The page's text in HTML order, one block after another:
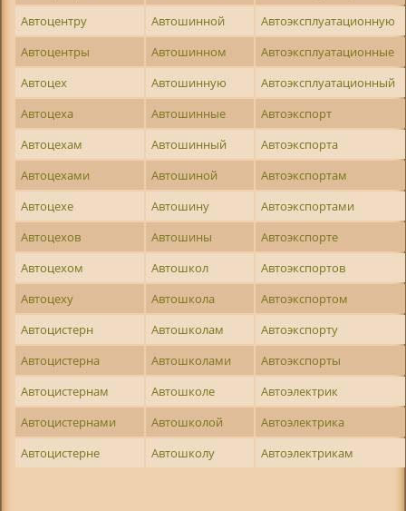
Автоцентру
Автошинной
Автоэксплуатационную
Автоцентры
Автошинном
Автоэксплуатационные
Автоцех
Автошинную
Автоэксплуатационный
Автоцеха
Автошинные
Автоэкспорт
Автоцехам
Автошинный
Автоэкспорта
Автоцехами
Автошиной
Автоэкспортам
Автоцехе
Автошину
Автоэкспортами
Автоцехов
Автошины
Автоэкспорте
Автоцехом
Автошкол
Автоэкспортов
Автоцеху
Автошкола
Автоэкспортом
Автоцистерн
Автошколам
Автоэкспорту
Автоцистерна
Автошколами
Автоэкспорты
Автоцистернам
Автошколе
Автоэлектрик
Автоцистернами
Автошколой
Автоэлектрика
Автоцистерне
Автошколу Автоэлектрикам